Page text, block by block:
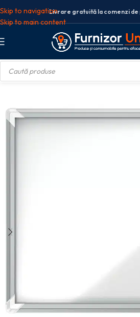
Skip to navigation
Skip to main content
Livrare gratuită la comenzi de
AVIZIER MAGNETIC 6*A4 CARCASA PT